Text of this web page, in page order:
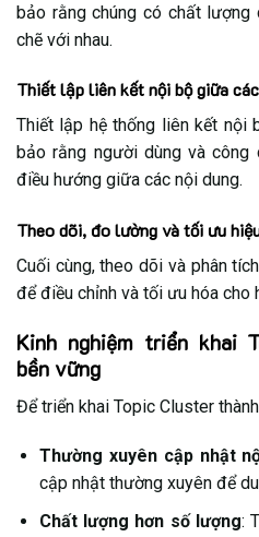
bảo rằng chúng có chất
chẽ với nhau.
Thiết lập liên kết nội bộ giữa
Thiết lập hệ thống liên kết nội
bảo rằng người dùng và
điều hướng giữa các nội dung.
Theo dõi, đo lường và tối ưu
Cuối cùng, theo dõi và phân
để điều chỉnh và tối ưu hóa cho
Kinh nghiệm triển khai
bền vững
Để triển khai Topic Cluster
Thường xuyên cập nhật
cập nhật thường xuyên để
Chất lượng hơn số lượng: